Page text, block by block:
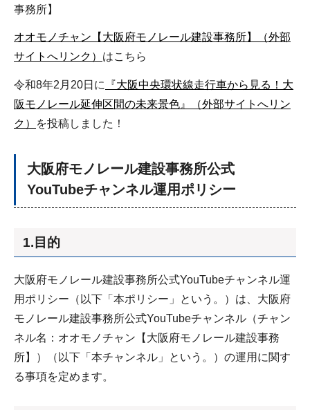
事務所】
オオモノチャン【大阪府モノレール建設事務所】（外部
サイトへリンク） はこちら
令和8年2月20日に
『大阪中央環状線走行車から見る！大
阪モノレール延伸区間の未来景色』（外部サイトへリン
ク）
を投稿しました！
大阪府モノレール建設事務所公式
YouTubeチャンネル運用ポリシー
1.目的
大阪府モノレール建設事務所公式YouTubeチャンネル運
用ポリシー（以下「本ポリシー」という。）は、大阪府
モノレール建設事務所公式YouTubeチャンネル（チャン
ネル名：オオモノチャン【大阪府モノレール建設事務
所】）（以下「本チャンネル」という。）の運用に関す
る事項を定めます。